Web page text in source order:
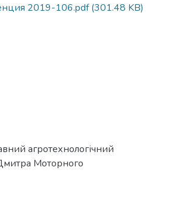
2019-106.pdf(301.48 KB)
агротехнологічний
Моторного